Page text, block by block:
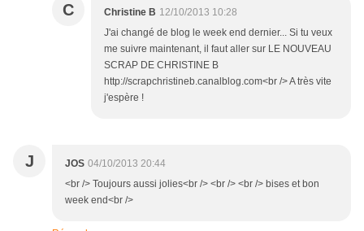
C Christine B 12/10/2013 10:28
J'ai changé de blog le week end dernier... Si tu veux
me suivre maintenant, il faut aller sur LE NOUVEAU
SCRAP DE CHRISTINE B
http://scrapchristineb.canalblog.com<br /> A très vite
j'espère !
J JOS 04/10/2013 20:44
<br /> Toujours aussi jolies<br /> <br /> <br /> bises et bon
week end<br />